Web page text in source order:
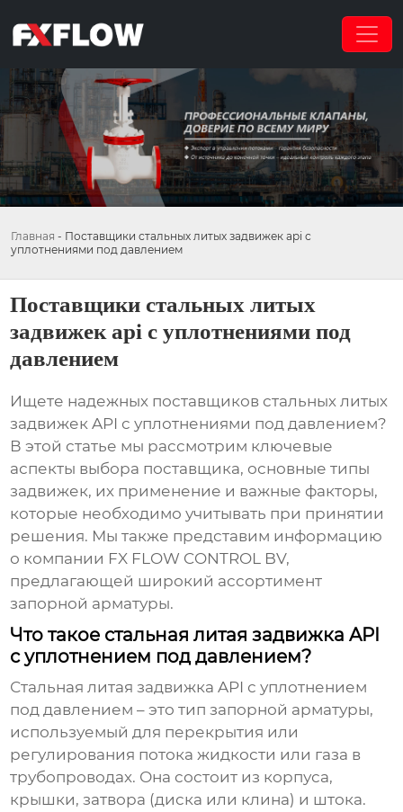
Главная - Поставщики стальных литых задвижек api с
уплотнениями под давлением
Поставщики стальных литых
задвижек api с уплотнениями под
давлением
Ищете надежных поставщиков стальных литых
задвижек API с уплотнениями под давлением?
В этой статье мы рассмотрим ключевые
аспекты выбора поставщика, основные типы
задвижек, их применение и важные факторы,
которые необходимо учитывать при принятии
решения. Мы также представим информацию
о компании FX FLOW CONTROL BV,
предлагающей широкий ассортимент
запорной арматуры.
Что такое стальная литая задвижка API
с уплотнением под давлением?
Стальная литая задвижка API с уплотнением
под давлением – это тип запорной арматуры,
используемый для перекрытия или
регулирования потока жидкости или газа в
трубопроводах. Она состоит из корпуса,
крышки, затвора (диска или клина) и штока.